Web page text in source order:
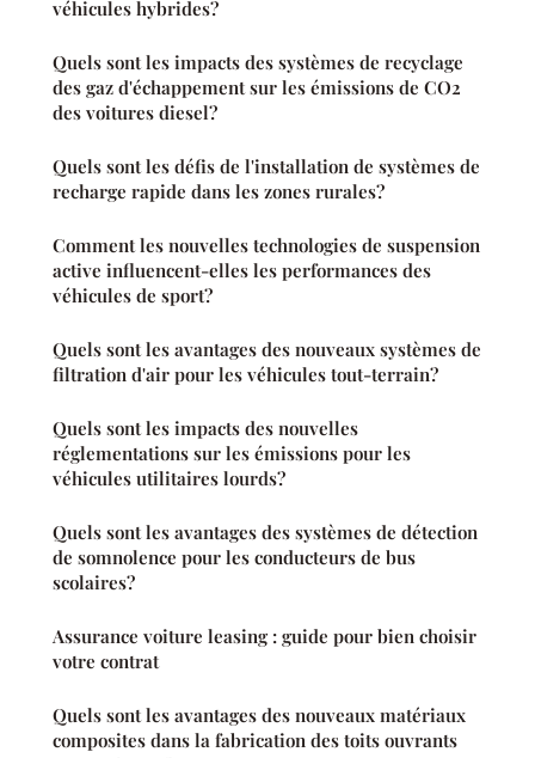
véhicules hybrides?
Quels sont les impacts des systèmes de recyclage
des gaz d'échappement sur les émissions de CO2
des voitures diesel?
Quels sont les défis de l'installation de systèmes de
recharge rapide dans les zones rurales?
Comment les nouvelles technologies de suspension
active influencent-elles les performances des
véhicules de sport?
Quels sont les avantages des nouveaux systèmes de
filtration d'air pour les véhicules tout-terrain?
Quels sont les impacts des nouvelles
réglementations sur les émissions pour les
véhicules utilitaires lourds?
Quels sont les avantages des systèmes de détection
de somnolence pour les conducteurs de bus
scolaires?
Assurance voiture leasing : guide pour bien choisir
votre contrat
Quels sont les avantages des nouveaux matériaux
composites dans la fabrication des toits ouvrants